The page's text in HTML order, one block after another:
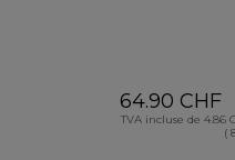
64.90 CHF
TVA incluse de 4.86
(